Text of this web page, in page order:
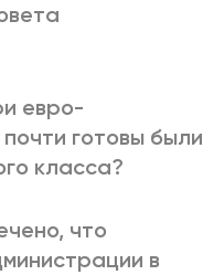
евро-
готовы были
класса?
что
в